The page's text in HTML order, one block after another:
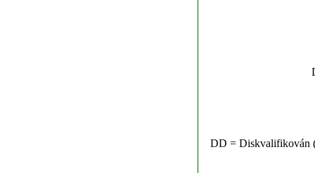
DD = Diskvalifikován